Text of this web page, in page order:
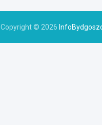
Copyright © 2026